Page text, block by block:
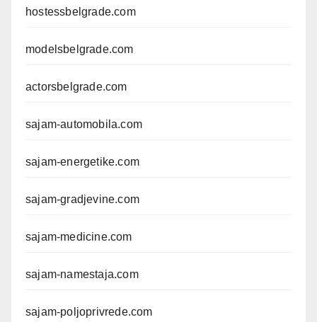
hostessbelgrade.com
modelsbelgrade.com
actorsbelgrade.com
sajam-automobila.com
sajam-energetike.com
sajam-gradjevine.com
sajam-medicine.com
sajam-namestaja.com
sajam-poljoprivrede.com